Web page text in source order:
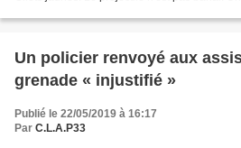
Un policier renvoyé aux
grenade « injustifié »
Publié le 22/05/2019 à 16:17
Par C.L.A.P33